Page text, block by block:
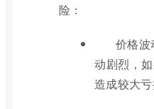
险：
价格波
动剧烈，
造成较大亏